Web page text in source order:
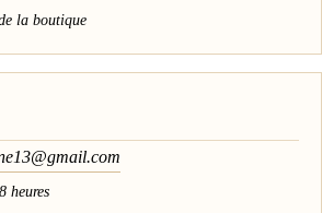
la boutique
heures